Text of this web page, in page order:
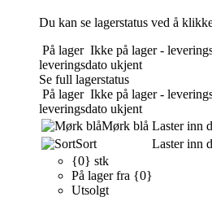
Du kan se lagerstatus ved å
På lager Ikke på lager -
leveringsdato ukjent
Se full lagerstatus
På lager Ikke på lager -
leveringsdato ukjent
Mørk blå Laster inn
Sort
Laster inn
{0} stk
På lager fra {0}
Utsolgt